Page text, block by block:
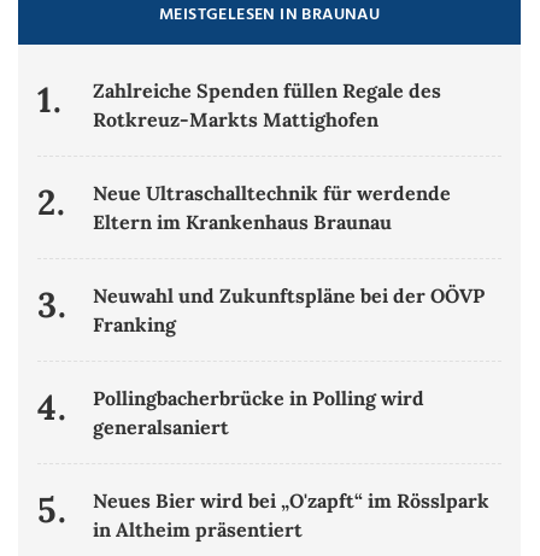
MEISTGELESEN IN BRAUNAU
1.
Zahlreiche Spenden füllen Regale des
Rotkreuz-Markts Mattighofen
2.
Neue Ultraschalltechnik für werdende
Eltern im Krankenhaus Braunau
3.
Neuwahl und Zukunftspläne bei der OÖVP
Franking
4.
Pollingbacherbrücke in Polling wird
generalsaniert
5.
Neues Bier wird bei „O'zapft“ im Rösslpark
in Altheim präsentiert